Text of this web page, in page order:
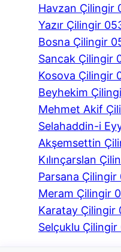
Havzan Çilingir
Yazır Çilingir
Bosna Çilingir
Sancak Çilingir
Kosova Çilingir
Beyhekim
Mehmet Akif
Selahaddin-i
Akşemsettin
Kılınçarslan
Parsana
Meram Çilingir
Karatay Çilingir
Selçuklu